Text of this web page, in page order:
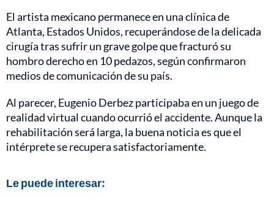
El artista mexicano permanece en una clínica de
Atlanta, Estados Unidos, recuperándose de la delicada
cirugía tras sufrir un grave golpe que fracturó su
hombro derecho en 10 pedazos, según confirmaron
medios de comunicación de su país.
Al parecer, Eugenio Derbez participaba en un juego de
realidad virtual cuando ocurrió el accidente. Aunque la
rehabilitación será larga, la buena noticia es que el
intérprete se recupera satisfactoriamente.
Le puede interesar: